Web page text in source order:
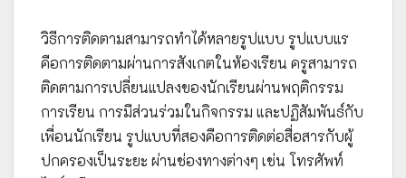
วิธีการติดตามสามารถทำได้หลายรูปแบบ รูปแบบแร
คือการติดตามผ่านการสังเกตในห้องเรียน ครูสามารถ
ติดตามการเปลี่ยนแปลงของนักเรียนผ่านพฤติกรรม
การเรียน การมีส่วนร่วมในกิจกรรม และปฏิสัมพันธ์กับ
เพื่อนนักเรียน รูปแบบที่สองคือการติดต่อสื่อสารกับผู้
ปกครองเป็นระยะ ผ่านช่องทางต่างๆ เช่น โทรศัพท์